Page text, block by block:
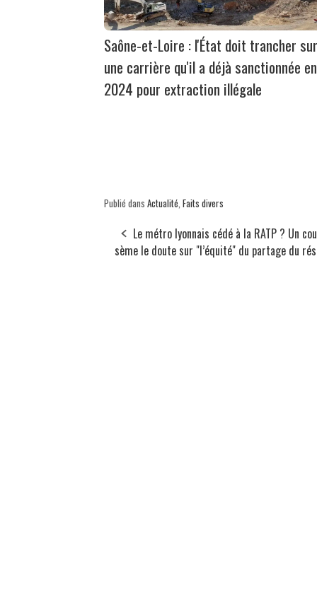
Saône-et-Loire : l'État doit trancher sur
une carrière qu'il a déjà sanctionnée en
2024 pour extraction illégale
Publié dans Actualité, Faits divers
Le métro lyonnais cédé à la RATP ? Un
sème le doute sur "l’équité" du partage du